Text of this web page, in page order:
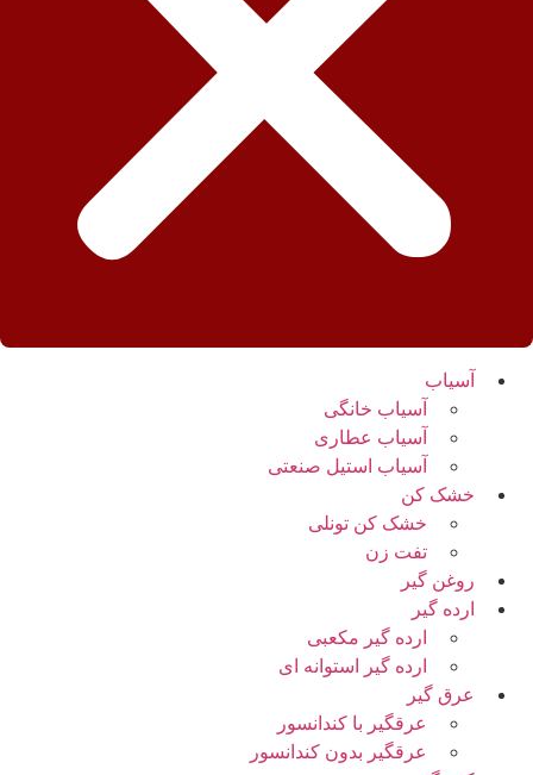
آسیاب
آسیاب خانگی
آسیاب عطاری
آسیاب استیل صنعتی
خشک کن
خشک کن تونلی
تفت زن
روغن گیر
ارده گیر
ارده گیر مکعبی
ارده گیر استوانه ای
عرق گیر
عرقگیر با کندانسور
عرقگیر بدون کندانسور